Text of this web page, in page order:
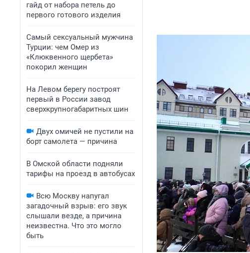
гайд от набора петель до
первого готового изделия
Самый сексуальный мужчина
Турции: чем Омер из
«Клюквенного щербета»
покорил женщин
На Левом берегу построят
первый в России завод
сверхкрупногабаритных шин
Двух омичей не пустили на
борт самолета — причина
В Омской области подняли
тарифы на проезд в автобусах
Всю Москву напугал
загадочный взрыв: его звук
слышали везде, а причина
неизвестна. Что это могло
быть